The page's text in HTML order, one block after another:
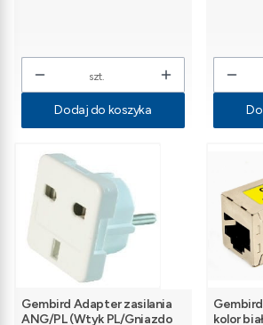
szt.
Dodaj do koszyka
Gembird Adapter zasilania
ANG/PL (Wtyk PL/Gniazdo
kolor